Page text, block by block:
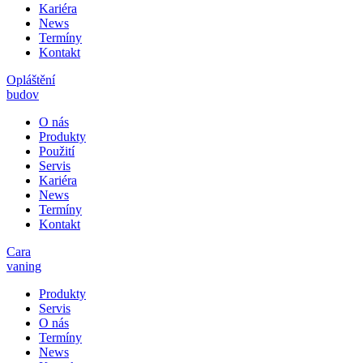
Kariéra
News
Termíny
Kontakt
Opláštění
budov
O nás
Produkty
Použití
Servis
Kariéra
News
Termíny
Kontakt
Cara
vaning
Produkty
Servis
O nás
Termíny
News